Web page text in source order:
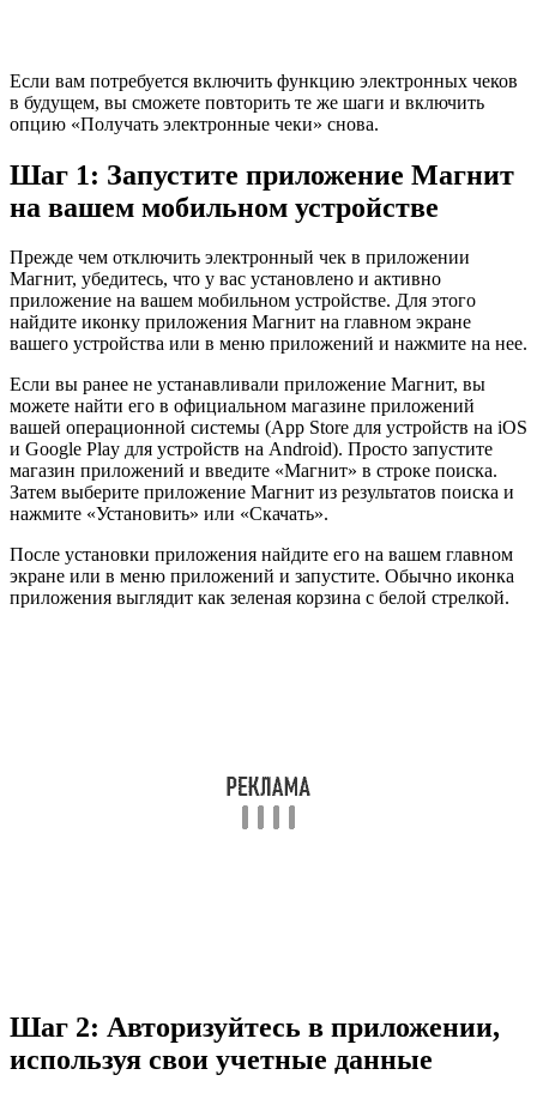
Если вам потребуется включить функцию электронных чеков
в будущем, вы сможете повторить те же шаги и включить
опцию «Получать электронные чеки» снова.
Шаг 1: Запустите приложение Магнит
на вашем мобильном устройстве
Прежде чем отключить электронный чек в приложении
Магнит, убедитесь, что у вас установлено и активно
приложение на вашем мобильном устройстве. Для этого
найдите иконку приложения Магнит на главном экране
вашего устройства или в меню приложений и нажмите на нее.
Если вы ранее не устанавливали приложение Магнит, вы
можете найти его в официальном магазине приложений
вашей операционной системы (App Store для устройств на iOS
и Google Play для устройств на Android). Просто запустите
магазин приложений и введите «Магнит» в строке поиска.
Затем выберите приложение Магнит из результатов поиска и
нажмите «Установить» или «Скачать».
После установки приложения найдите его на вашем главном
экране или в меню приложений и запустите. Обычно иконка
приложения выглядит как зеленая корзина с белой стрелкой.
Шаг 2: Авторизуйтесь в приложении,
используя свои учетные данные